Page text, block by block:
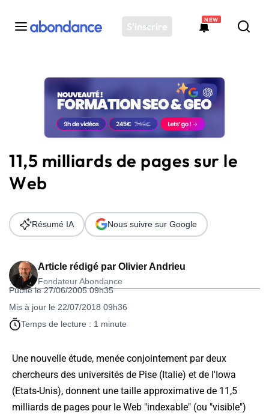
S'inscrire
NEW
Toutes les actus
Actus SEO
Plateforme
Solutions
Ressources
Audit SEO
11,5 milliards de pages sur le
Web
Article rédigé par Olivier Andrieu
Fondateur Abondance
Publié le 27/06/2005 09h35
Mis à jour le 22/07/2018 09h36
Temps de lecture : 1 minute
Résumé IA Nous suivre sur Google
Une nouvelle étude, menée conjointement par deux
chercheurs des universités de Pise (Italie) et de l'Iowa
(Etats-Unis), donnent une taille approximative de 11,5
milliards de pages pour le Web "indexable" (ou "visible")